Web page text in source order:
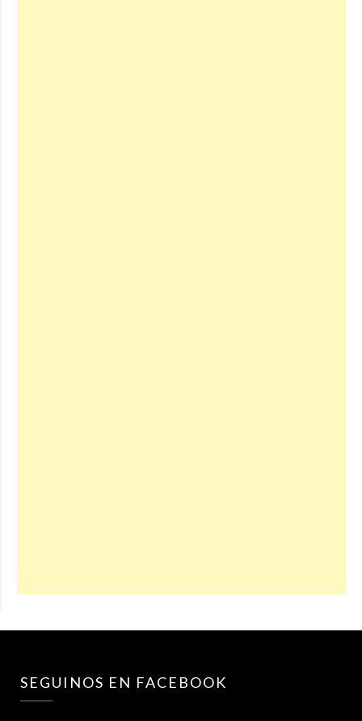
SEGUINOS EN FACEBOOK